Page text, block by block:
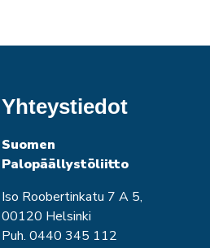
Yhteystiedot
Suomen
Palopäällystöliitto
Iso Roobertinkatu 7 A 5,
00120 Helsinki
Puh. 0440 345 112